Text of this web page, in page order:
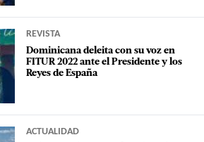
REVISTA
Dominicana deleita con su voz en
FITUR 2022 ante el Presidente y los
Reyes de España
ACTUALIDAD